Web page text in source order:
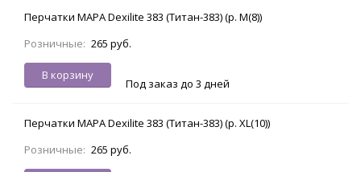
Перчатки МАРА Dexilite 383 (Титан-383) (р. M(8))
Розничные: 265 руб.
В корзину
Под заказ до 3 дней
Перчатки МАРА Dexilite 383 (Титан-383) (р. XL(10))
Розничные: 265 руб.